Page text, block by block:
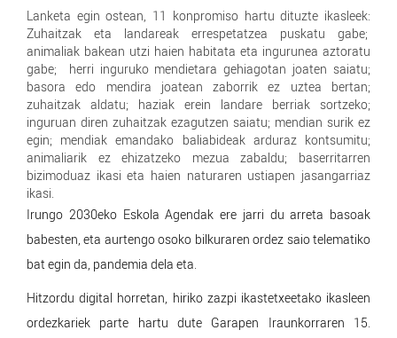
Lanketa egin ostean, 11 konpromiso hartu dituzte ikasleek:
Zuhaitzak eta landareak errespetatzea puskatu gabe;
animaliak bakean utzi haien habitata eta ingurunea aztoratu
gabe; herri inguruko mendietara gehiagotan joaten saiatu;
basora edo mendira joatean zaborrik ez uztea bertan;
zuhaitzak aldatu; haziak erein landare berriak sortzeko;
inguruan diren zuhaitzak ezagutzen saiatu; mendian surik ez
egin; mendiak emandako baliabideak arduraz kontsumitu;
animaliarik ez ehizatzeko mezua zabaldu; baserritarren
bizimoduaz ikasi eta haien naturaren ustiapen jasangarriaz
ikasi.
Irungo 2030eko Eskola Agendak ere jarri du arreta basoak
babesten, eta aurtengo osoko bilkuraren ordez saio telematiko
bat egin da, pandemia dela eta.
Hitzordu digital horretan, hiriko zazpi ikastetxeetako ikasleen
ordezkariek parte hartu dute Garapen Iraunkorraren 15.